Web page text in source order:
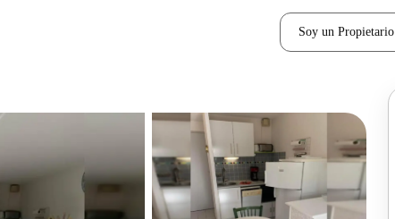
Soy un Propietario